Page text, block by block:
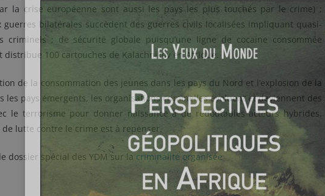
la crise européenne sont aussi les pays les plus touchés par le crime) ;
bilatérales succèdent des guerres civils localisées impliquant quasi-
criminels ; de sécurité globale puisqu’une ligne de cocaïne consommée
100 cartouches de Kalachnikov en Afrique.
de la consommation des jeunes dans les pays du Nord et l’explosion de la
les pays émergents, les organisations criminelles évoluent et deviennent des
le terrorisme pour donner naissance à de redoutables acteurs hybrides.
lutte contre le crime est à repenser.
dossier spécial des YDM sur la criminalité organisée